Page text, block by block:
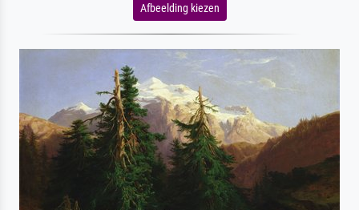
Afbeelding kiezen